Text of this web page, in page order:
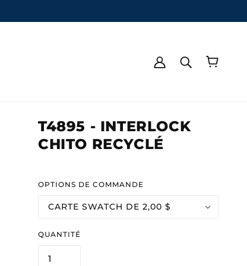
T4895 - INTERLOCK
CHITO RECYCLÉ
OPTIONS DE COMMANDE
CARTE SWATCH DE 2,00 $
QUANTITÉ